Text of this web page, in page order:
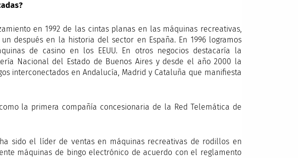
en 1992 de las cintas planas en las máquinas recreativas,
después en la historia del sector en España. En 1996 logramos
de casino en los EEUU. En otros negocios destacaría la
Nacional del Estado de Buenos Aires y desde el año 2000 la
interconectados en Andalucía, Madrid y Cataluña que manifiesta
la primera compañía concesionaria de la Red Telemática de
sido el líder de ventas en máquinas recreativas de rodillos en
máquinas de bingo electrónico de acuerdo con el reglamento